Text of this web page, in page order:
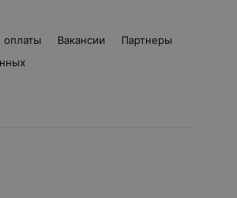
Вакансии
Партнеры